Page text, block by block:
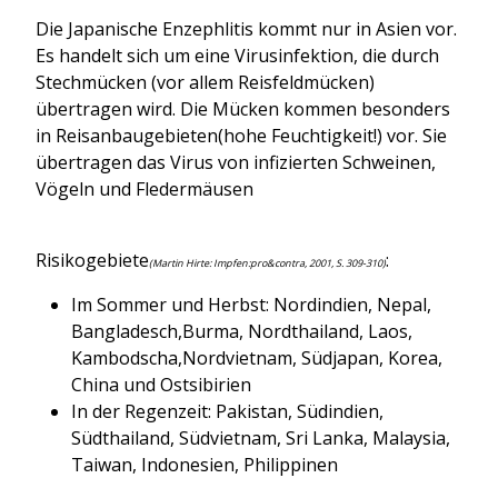
Die Japanische Enzephlitis kommt nur in Asien vor.
Es handelt sich um eine Virusinfektion, die durch
Stechmücken (vor allem Reisfeldmücken)
übertragen wird. Die Mücken kommen besonders
in Reisanbaugebieten(hohe Feuchtigkeit!) vor. Sie
übertragen das Virus von infizierten Schweinen,
Vögeln und Fledermäusen
Risikogebiete(Martin Hirte: Impfen:pro&contra, 2001, S. 309-310):
Im Sommer und Herbst: Nordindien, Nepal,
Bangladesch,Burma, Nordthailand, Laos,
Kambodscha,Nordvietnam, Südjapan, Korea,
China und Ostsibirien
In der Regenzeit: Pakistan, Südindien,
Südthailand, Südvietnam, Sri Lanka, Malaysia,
Taiwan, Indonesien, Philippinen